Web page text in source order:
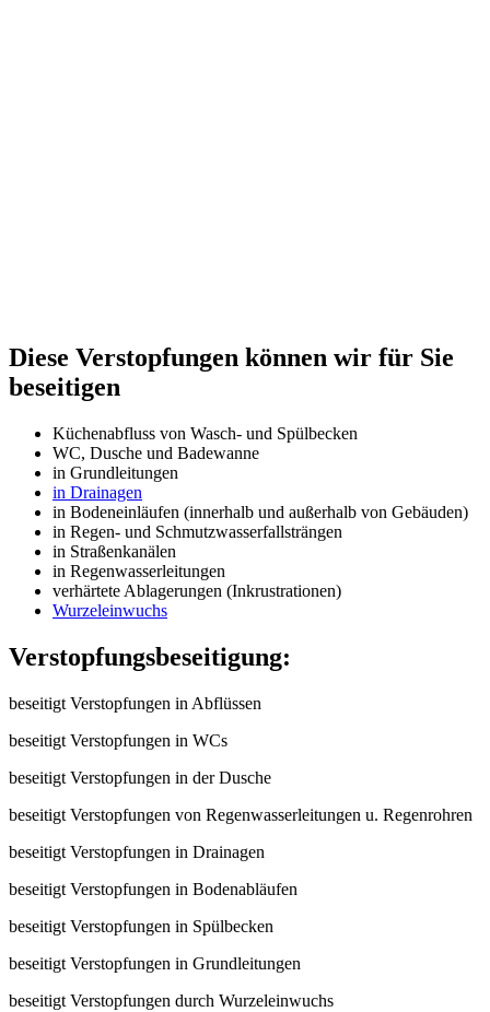
Diese Verstopfungen können wir für Sie
beseitigen
Küchenabfluss von Wasch- und Spülbecken
WC, Dusche und Badewanne
in Grundleitungen
in Drainagen
in Bodeneinläufen (innerhalb und außerhalb von Gebäuden)
in Regen- und Schmutzwasserfallsträngen
in Straßenkanälen
in Regenwasserleitungen
verhärtete Ablagerungen (Inkrustrationen)
Wurzeleinwuchs
Verstopfungsbeseitigung:
beseitigt Verstopfungen in Abflüssen
beseitigt Verstopfungen in WCs
beseitigt Verstopfungen in der Dusche
beseitigt Verstopfungen von Regenwasserleitungen u. Regenrohren
beseitigt Verstopfungen in Drainagen
beseitigt Verstopfungen in Bodenabläufen
beseitigt Verstopfungen in Spülbecken
beseitigt Verstopfungen in Grundleitungen
beseitigt Verstopfungen durch Wurzeleinwuchs